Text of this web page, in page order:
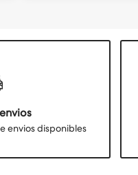
envios disponibles